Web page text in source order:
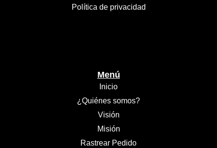
Política de privacidad
Menú
Inicio
¿Quiénes somos?
Visión
Misión
Rastrear Pedido